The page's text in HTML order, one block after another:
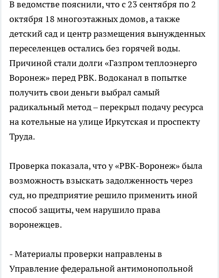
В ведомстве пояснили, что с 23 сентября по 2
октября 18 многоэтажных домов, а также
детский сад и центр размещения вынужденных
переселенцев остались без горячей воды.
Причиной стали долги «Газпром теплоэнерго
Воронеж» перед РВК. Водоканал в попытке
получить свои деньги выбрал самый
радикальный метод – перекрыл подачу ресурса
на котельные на улице Иркутская и проспекту
Труда.
Проверка показала, что у «РВК-Воронеж» была
возможность взыскать задолженность через
суд, но предприятие решило применить иной
способ защиты, чем нарушило права
воронежцев.
- Материалы проверки направлены в
Управление федеральной антимонопольной